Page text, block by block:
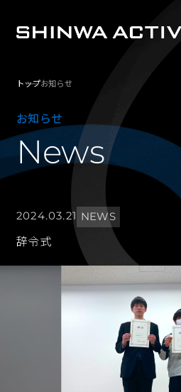
シンワ・アクティブとは
ABOUT
事業内容
導入事例
トップお知らせ
お知らせ
News
2024.03.21 NEWS
辞令式